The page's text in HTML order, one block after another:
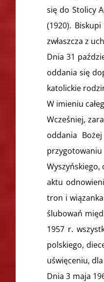
się do Stolicy
(1920).
zwłaszcza z
Dnia 31
oddania się
katolickie
W imieniu
Wcześniej,
oddania
Wyszyńskiego,
aktu
tron i
ślubowań
1957 r.
polskiego,
uświęceniu,
Dnia 3 maja